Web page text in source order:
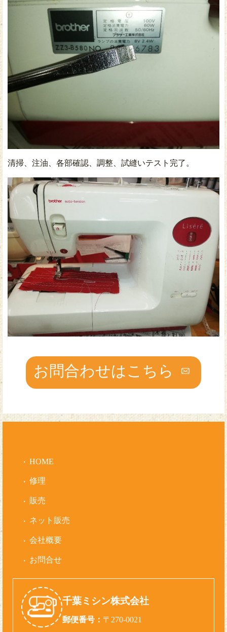
清掃、注油、各部確認、調整、試縫いテスト完了。
お問合わせはこちら
HOME
修理
販売
ネット販売
会社概要
お問合せ
千葉ミシン株式会社
郵便番号： 〒270-0021